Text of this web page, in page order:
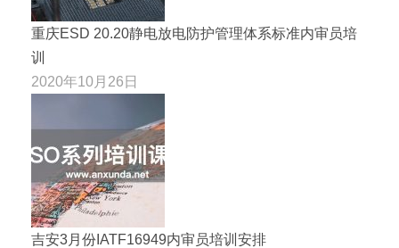
重庆ESD 20.20静电放电防护管理体系标准内审员培
训
2020年10月26日
吉安3月份IATF16949内审员培训安排